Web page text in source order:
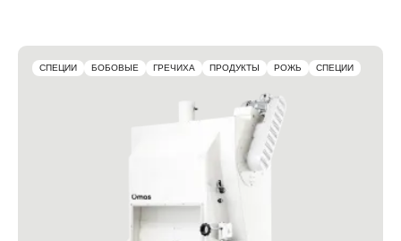
СПЕЦИИ БОБОВЫЕ ГРЕЧИХА ПРОДУКТЫ РОЖЬ СПЕЦИИ